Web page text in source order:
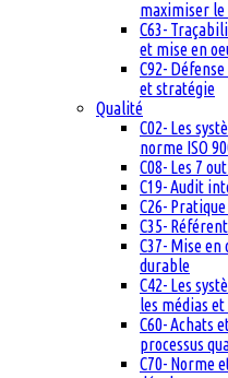
maximiser le
C63-
et mise en
C92-
et stratégie
Qualité
C02- Les
norme ISO
C08- Les 7
C19- Audit
C26-
C35-
C37- Mise
durable
C42- Les
les médias et
C60- Achats
processus
C70- Norme